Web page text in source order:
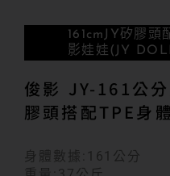
161cm JY矽膠頭
影娃娃(JY
俊影 JY-161公
膠頭搭配TPE身
身體數據:161公分